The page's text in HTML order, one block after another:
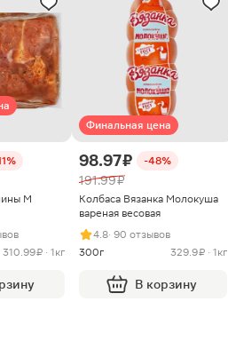
М
310.99 ₽ · 1кг
Финальная цена
98.97 ₽ -48%
191.99 ₽
Колбаса Вязанка Молокуша
вареная весовая
4.8· 90 отзывов
300г
329.9 ₽ · 1кг
В корзину